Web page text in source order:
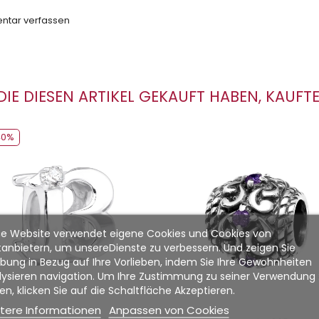
verfassen
DIESEN ARTIKEL GEKAUFT HABEN,
Website verwendet eigene Cookies und Cookies von
um unsereDienste zu verbessern. Und zeigen Sie
in Bezug auf Ihre Vorlieben, indem Sie Ihre Gewohnheiten
navigation. Um Ihre Zustimmung zu seiner Verwendung
klicken Sie auf die Schaltfläche Akzeptieren.
Informationen Anpassen von Cookies